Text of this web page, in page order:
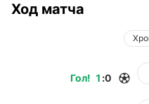
Ход матча
Гол! 1 :0